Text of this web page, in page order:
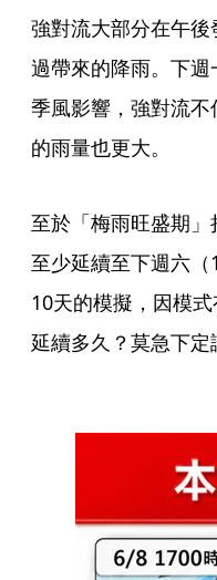
強對流大部分在午
過帶來的降雨。下
季風影響，強對流
的雨量也更大。
至於「梅雨旺盛期
至少延續至下週六
10天的模擬，因模
延續多久？莫急下定